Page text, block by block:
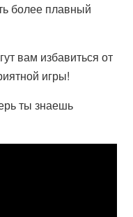
более плавный
вам избавиться от
игры!
ты знаешь